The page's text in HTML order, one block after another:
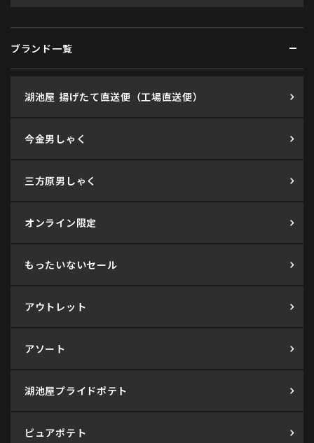
ブランド一覧
湖池屋 揚げたて直送便（工場直送便）
今金男しゃく
三方原男しゃく
オンライン限定
もったいないセール
アウトレット
アソート
湖池屋プライドポテト
ピュアポテト